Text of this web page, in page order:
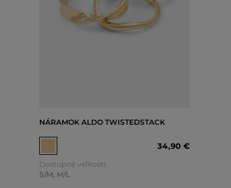
NÁRAMOK ALDO TWISTEDSTACK
34,90 €
Dostupné veľkosti:
S/M, M/L